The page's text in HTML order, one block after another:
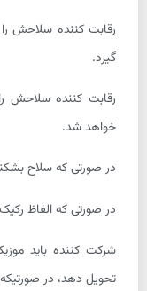
گیرد.
رقابت کننده سلاحش
خواهد شد.
در صورتی که سلاح
در صورتی که الفاظ
شرکت کننده باید
تحویل دهد، در